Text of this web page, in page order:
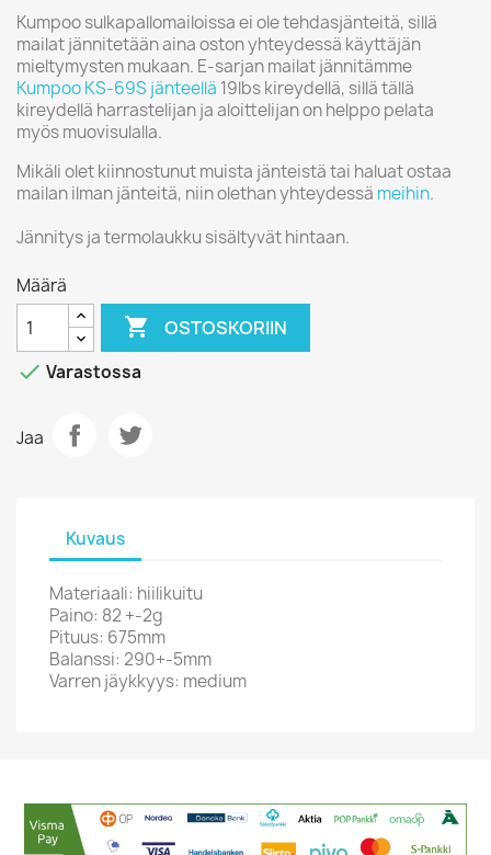
Kumpoo sulkapallomailoissa ei ole tehdasjänteitä, sillä
mailat jännitetään aina oston yhteydessä käyttäjän
mieltymysten mukaan. E-sarjan mailat jännitämme
Kumpoo KS-69S jänteellä 19lbs kireydellä, sillä tällä
kireydellä harrastelijan ja aloittelijan on helppo pelata
myös muovisulalla.
Mikäli olet kiinnostunut muista jänteistä tai haluat ostaa
mailan ilman jänteitä, niin olethan yhteydessä meihin.
Jännitys ja termolaukku sisältyvät hintaan.
Määrä
 OSTOSKORIIN
 Varastossa
Jaa
Kuvaus
Materiaali: hiilikuitu
Paino: 82 +-2g
Pituus: 675mm
Balanssi: 290+-5mm
Varren jäykkyys: medium